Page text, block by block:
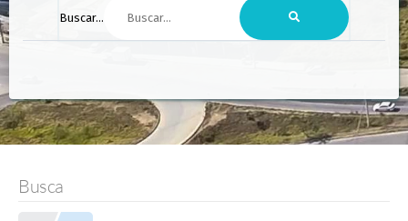
Buscar...
Busca